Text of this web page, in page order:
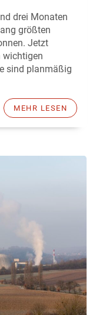
drei Monaten
größten
Jetzt
wichtigen
sind planmäßig
MEHR LESEN